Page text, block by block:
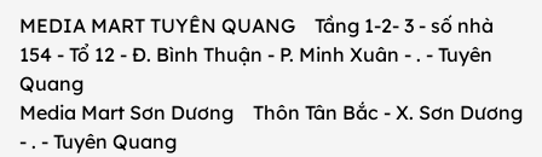
MEDIA MART TUYÊN QUANG Tầng 1-2- 3 - số nhà
154 - Tổ 12 - Đ. Bình Thuận - P. Minh Xuân - . - Tuyên
Quang
Media Mart Sơn Dương Thôn Tân Bắc - X. Sơn Dương
- . - Tuyên Quang